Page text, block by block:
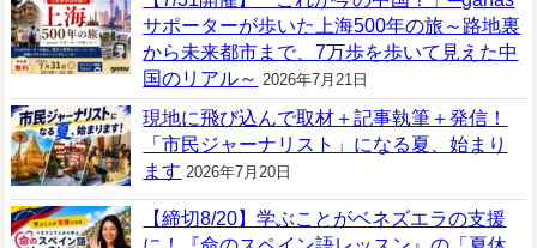
サポーターが歩いた上海500年の旅～路地裏
から未来都市まで、7万歩を歩いて見えた中
国のリアル～ 2026年7月21日
現地に飛び込んで取材＋記事執筆＋発信！
「市民ジャーナリスト」になる夏、始まり
ます 2026年7月20日
【締切8/20】学ぶことがベネズエラの支援